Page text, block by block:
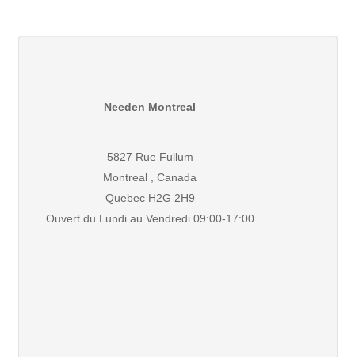
Needen Montreal
5827 Rue Fullum
Montreal , Canada
Quebec H2G 2H9
Ouvert du Lundi au Vendredi 09:00-17:00